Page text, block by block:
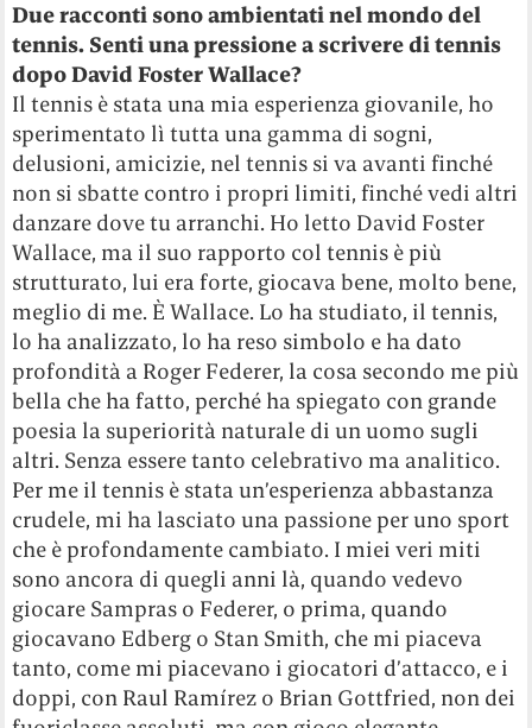
Due racconti sono ambientati nel mondo del
tennis. Senti una pressione a scrivere di tennis
dopo David Foster Wallace?
Il tennis è stata una mia esperienza giovanile, ho
sperimentato lì tutta una gamma di sogni,
delusioni, amicizie, nel tennis si va avanti finché
non si sbatte contro i propri limiti, finché vedi altri
danzare dove tu arranchi. Ho letto David Foster
Wallace, ma il suo rapporto col tennis è più
strutturato, lui era forte, giocava bene, molto bene,
meglio di me. È Wallace. Lo ha studiato, il tennis,
lo ha analizzato, lo ha reso simbolo e ha dato
profondità a Roger Federer, la cosa secondo me più
bella che ha fatto, perché ha spiegato con grande
poesia la superiorità naturale di un uomo sugli
altri. Senza essere tanto celebrativo ma analitico.
Per me il tennis è stata un’esperienza abbastanza
crudele, mi ha lasciato una passione per uno sport
che è profondamente cambiato. I miei veri miti
sono ancora di quegli anni là, quando vedevo
giocare Sampras o Federer, o prima, quando
giocavano Edberg o Stan Smith, che mi piaceva
tanto, come mi piacevano i giocatori d’attacco, e i
doppi, con Raul Ramírez o Brian Gottfried, non dei